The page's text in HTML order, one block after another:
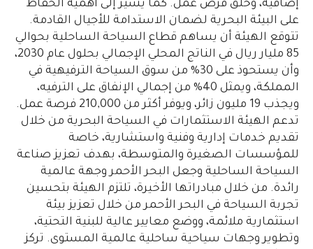
إضافية، وخلق فرص عمل. كما يشير إلى أهمية الحفاظ
على البيئة البحرية لضمان الاستدامة للأجيال القادمة.
تتوقع الهيئة أن يساهم قطاع السياحة الساحلية بحوالي
85 مليار ريال في الناتج المحلي الإجمالي بحلول عام 2030،
وأن يستحوذ على 30% من سوق السياحة الترفيهية في
المملكة، ويمثل 40% من إجمالي الإنفاق على الترفيه،
ويجذب 19 مليون زائر، ويوفر أكثر من 210,000 فرصة عمل.
تدعم الهيئة الاستثمارات في السياحة البحرية من خلال
تقديم خدمات إدارية وفنية واستشارية، خاصة
للمؤسسات الصغيرة والمتوسطة، بهدف تعزيز صناعة
السياحة الساحلية وجعل البحر الأحمر وجهة عالمية
رائدة. من خلال مبادراتها الأخيرة، تلتزم الهيئة بتحسين
تجربة السياحة في البحر الأحمر من خلال تعزيز بيئة
استثمارية ملائمة، ووضع معايير عالية للبنية التحتية،
وتطوير وجهات سياحية ساحلية عالمية المستوى. تركز